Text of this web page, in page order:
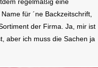
für ´ne Backzeitschrift,
der Firma. Ja, mir ist
aber ich muss die Sachen ja